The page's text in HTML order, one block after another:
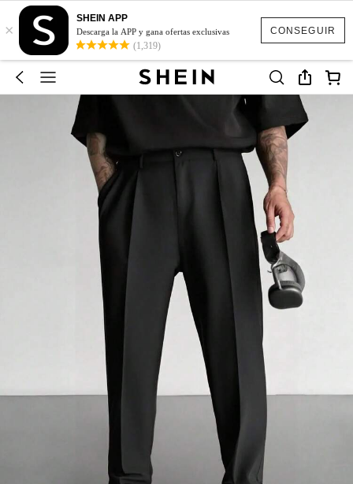
CONSEGUIR
×
SHEIN APP
Descarga la APP y gana ofertas exclusivas
(1,319)